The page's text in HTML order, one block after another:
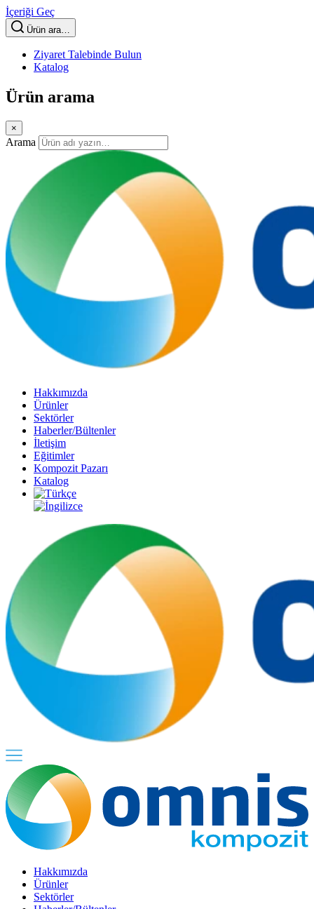
İçeriği Geç
Ürün ara…
Ziyaret Talebinde Bulun
Katalog
Ürün arama
×
Arama
Hakkımızda
Ürünler
Sektörler
Haberler/Bültenler
İletişim
Eğitimler
Kompozit Pazarı
Katalog
Hakkımızda
Ürünler
Sektörler